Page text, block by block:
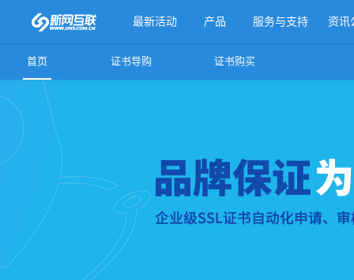
最新活动 产品 服务与支持 资讯
更多产品
首页 证书导购 证书购买